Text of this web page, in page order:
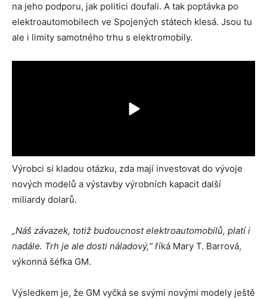
na jeho podporu, jak politici doufali. A tak poptávka po
elektroautomobilech ve Spojených státech klesá. Jsou tu
ale i limity samotného trhu s elektromobily.
Výrobci si kladou otázku, zda mají investovat do vývoje
nových modelů a výstavby výrobních kapacit další
miliardy dolarů.
„Náš závazek, totiž budoucnost elektroautomobilů, platí i
nadále. Trh je ale dosti náladový,“říká Mary T. Barrová,
výkonná šéfka GM.
Výsledkem je, že GM vyčká se svými novými modely ještě